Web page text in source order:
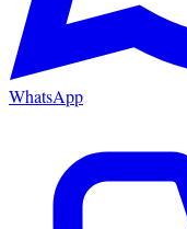
WhatsApp